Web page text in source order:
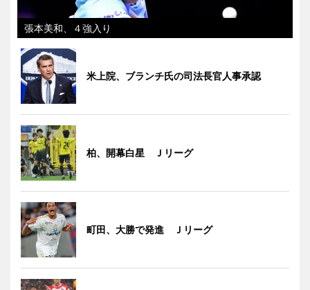
張本美和、４強入り
米上院、ブランチ氏の司法長官人事承認
柏、開幕白星 Ｊリーグ
町田、大勝で発進 Ｊリーグ